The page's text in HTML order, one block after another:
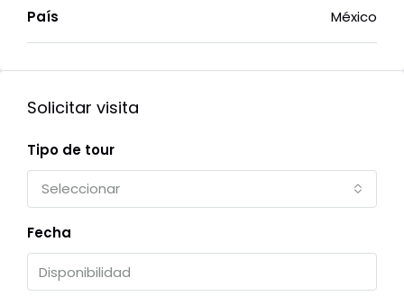
País México
Solicitar visita
Tipo de tour
Seleccionar
Fecha